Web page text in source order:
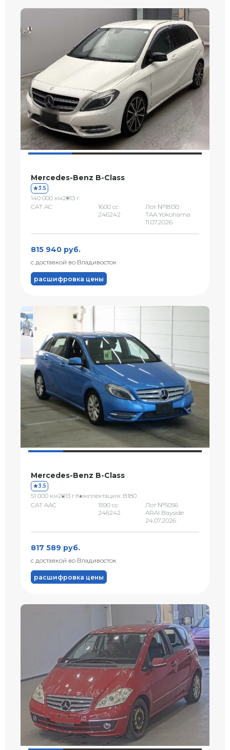
Mercedes-Benz B-Class
3.5
140 000 км2013 г.
CAT AC
1600 сс
246242
Лот №18130
TAA Yokohama
11.07.2026
815 940 руб.
с доставкой во Владивосток
расшифровка цены
Mercedes-Benz B-Class
3.5
51 000 км2013 г.Комплектация: B180
CAT AAC
1590 сс
246242
Лот №5056
ARAI Bayside
24.07.2026
817 589 руб.
с доставкой во Владивосток
расшифровка цены